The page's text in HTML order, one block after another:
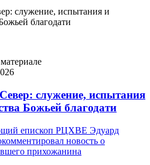
служение, испытания и
благодати
служение, испытания
Божьей благодати